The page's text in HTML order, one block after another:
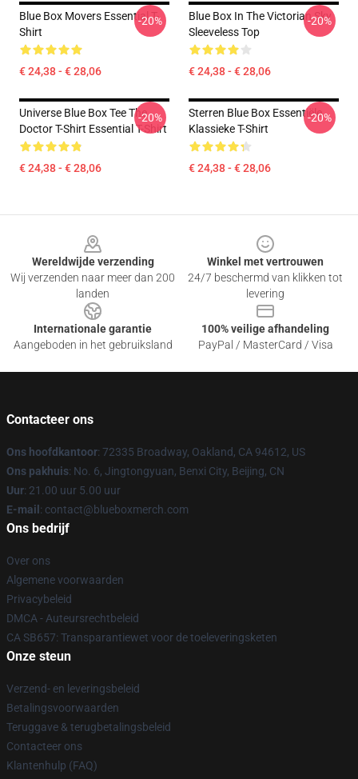
Blue Box Movers Essential T-
Shirt
€ 24,38 - € 28,06
-20%
Blue Box In The Victorian Sky
Sleeveless Top
€ 24,38 - € 28,06
-20%
Universe Blue Box Tee The
Doctor T-Shirt Essential T-Shirt
€ 24,38 - € 28,06
-20%
Sterren Blue Box Essentiële
Klassieke T-Shirt
€ 24,38 - € 28,06
-20%
Wereldwijde verzending
Wij verzenden naar meer dan 200
landen
Winkel met vertrouwen
24/7 beschermd van klikken tot
levering
Internationale garantie
Aangeboden in het gebruiksland
100% veilige afhandeling
PayPal / MasterCard / Visa
Contacteer ons
Ons hoofdkantoor: 72335 Broadway, Oakland, CA 94612, US
Ons pakhuis: No. 6, Jingtongyuan, Benxi City, Beijing, CN
Uur: 21.00 uur 5.00 uur
E-mail : contact@blueboxmerch.com
Ons bedrijf
Over ons
Algemene voorwaarden
Privacybeleid
DMCA - Auteursrechtbeleid
CA SB657: Transparantiewet voor de toeleveringsketen
Onze steun
Verzend- en leveringsbeleid
Betalingsvoorwaarden
Teruggave & terugbetalingsbeleid
Contacteer ons
Klantenhulp (FAQ)